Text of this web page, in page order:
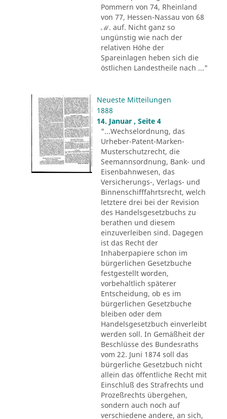
Pommern von 74, Rheinland
von 77, Hessen-Nassau von 68
ℳ. auf. Nicht ganz so
ungünstig wie nach der
relativen Höhe der
Spareinlagen heben sich die
östlichen Landestheile nach ..."
Neueste Mitteilungen
1888
14. Januar , Seite 4
"...Wechselordnung, das
Urheber-Patent-Marken-
Musterschutzrecht, die
Seemannsordnung, Bank- und
Eisenbahnwesen, das
Versicherungs-, Verlags- und
Binnenschifffahrtsrecht, welch
letztere drei bei der Revision
des Handelsgesetzbuchs zu
berathen und diesem
einzuverleiben sind. Dagegen
ist das Recht der
Inhaberpapiere schon im
bürgerlichen Gesetzbuche
festgestellt worden,
vorbehaltlich späterer
Entscheidung, ob es im
bürgerlichen Gesetzbuche
bleiben oder dem
Handelsgesetzbuch einverleibt
werden soll. In Gemäßheit der
Beschlüsse des Bundesraths
vom 22. Juni 1874 soll das
bürgerliche Gesetzbuch nicht
allein das öffentliche Recht mit
Einschluß des Strafrechts und
Prozeßrechts übergehen,
sondern auch noch auf
verschiedene andere, an sich,